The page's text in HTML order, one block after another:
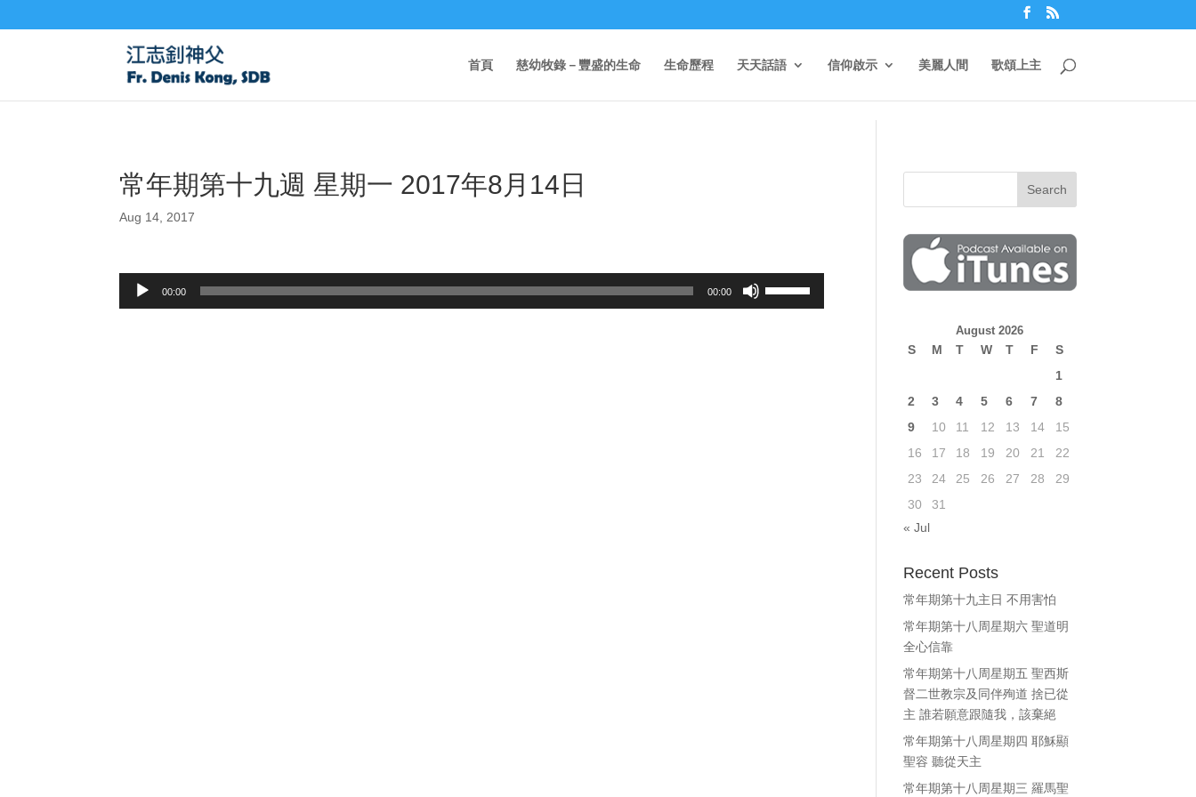
首頁 慈幼牧錄－豐盛的生命 生命歷程 天天話語 信仰啟示 美麗人間 歌頌上主
常年期第十九週 星期一 2017年8月14日
Aug 14, 2017
Audio
00:00 00:00
August 2026
S M T W T F
S
1
2
3 4 5 6 7
8
9
10 11 12 13 14
15
16
17 18 19 20 21
22
23
24 25 26 27 28
29
30
31
« Jul
Recent Posts
常年期第十九主日 不用害怕
常年期第十八周星期六 聖道明
全心信靠
常年期第十八周星期五 聖西斯
督二世教宗及同伴殉道 捨已從
主 誰若願意跟隨我，該棄絕
常年期第十八周星期四 耶穌顯
聖容 聽從天主
常年期第十八周星期三 羅馬聖